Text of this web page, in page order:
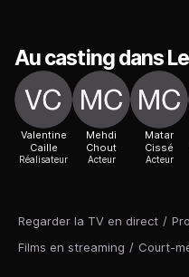
Regarder la TV en direct /
Films en streaming / Court-
Au casting dans
Valentine
Caille
Réalisateur
Mehdi
Chout
Acteur
Matar
Cissé
Acteur